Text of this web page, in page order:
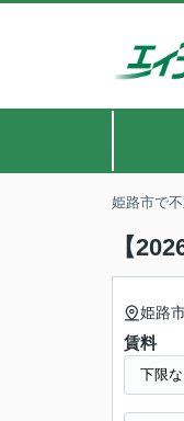
姫路市で
【
姫路
賃料